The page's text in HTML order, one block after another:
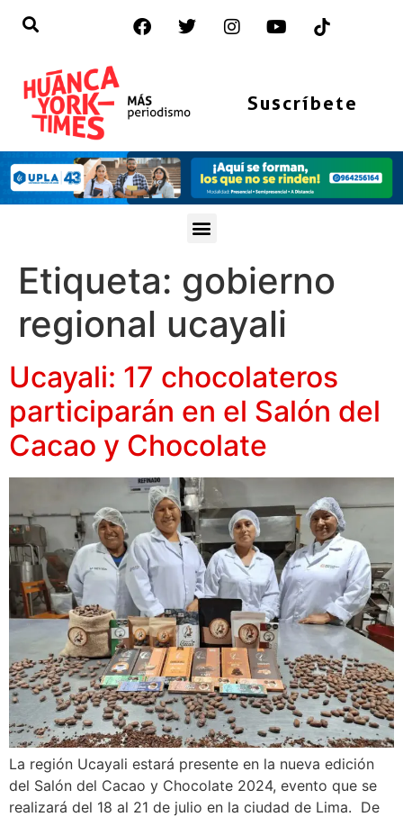
Suscríbete
Etiqueta: gobierno
regional ucayali
Ucayali: 17 chocolateros
participarán en el Salón del
Cacao y Chocolate
La región Ucayali estará presente en la nueva edición
del Salón del Cacao y Chocolate 2024, evento que se
realizará del 18 al 21 de julio en la ciudad de Lima. De